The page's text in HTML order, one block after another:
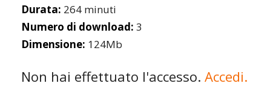
Durata: 264 minuti
Numero di download: 3
Dimensione: 124Mb
Non hai effettuato l'accesso. Accedi.